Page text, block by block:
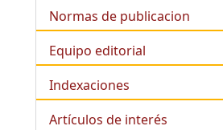
Normas de publicacion
Equipo editorial
Indexaciones
Artículos de interés